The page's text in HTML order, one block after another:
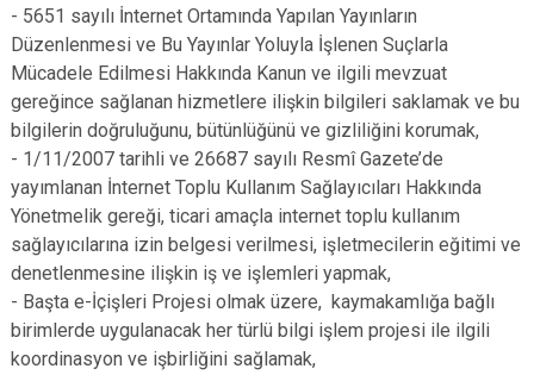
- 5651 sayılı İnternet Ortamında Yapılan Yayınların
Düzenlenmesi ve Bu Yayınlar Yoluyla İşlenen Suçlarla
Mücadele Edilmesi Hakkında Kanun ve ilgili mevzuat
gereğince sağlanan hizmetlere ilişkin bilgileri saklamak ve bu
bilgilerin doğruluğunu, bütünlüğünü ve gizliliğini korumak,
- 1/11/2007 tarihli ve 26687 sayılı Resmî Gazete’de
yayımlanan İnternet Toplu Kullanım Sağlayıcıları Hakkında
Yönetmelik gereği, ticari amaçla internet toplu kullanım
sağlayıcılarına izin belgesi verilmesi, işletmecilerin eğitimi ve
denetlenmesine ilişkin iş ve işlemleri yapmak,
- Başta e-İçişleri Projesi olmak üzere, kaymakamlığa bağlı
birimlerde uygulanacak her türlü bilgi işlem projesi ile ilgili
koordinasyon ve işbirliğini sağlamak,